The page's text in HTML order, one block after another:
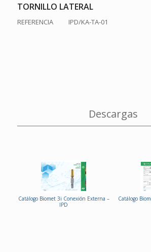
TORNILLO LATERAL
REFERENCIA IPD/KA-TA-01
Descargas
Catálogo Biomet 3i Conexión Externa –
IPD
Catálogo